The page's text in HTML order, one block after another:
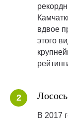
вдвое
этого
В 2017